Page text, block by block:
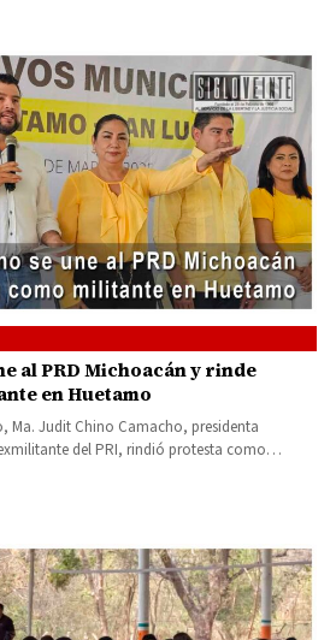
al PRD Michoacán y rinde
en Huetamo
Ma. Judit Chino Camacho, presidenta
del PRI, rindió protesta como…